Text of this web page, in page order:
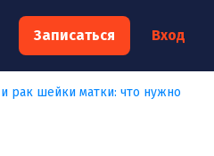
Записаться Вход
рак шейки матки: что нужно
×
консультацию к